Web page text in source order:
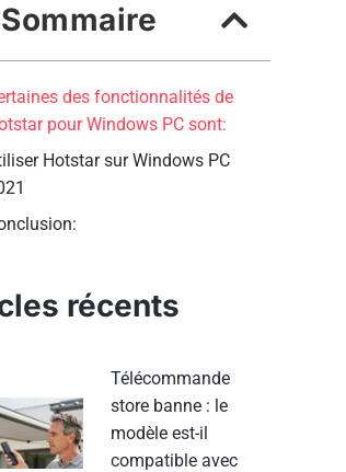
Sommaire
des fonctionnalités de
pour Windows PC sont:
Hotstar sur Windows PC
récents
Télécommande
store banne : le
modèle est-il
compatible avec